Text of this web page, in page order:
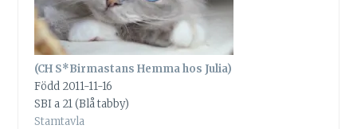
(CH S*Birmastans Hemma hos Julia)
Född 2011-11-16
SBI a 21 (Blå tabby)
Stamtavla